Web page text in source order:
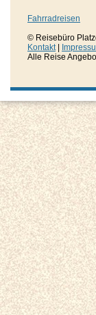
Fahrradreisen
© Reisebüro
Kontakt|
Alle Reise